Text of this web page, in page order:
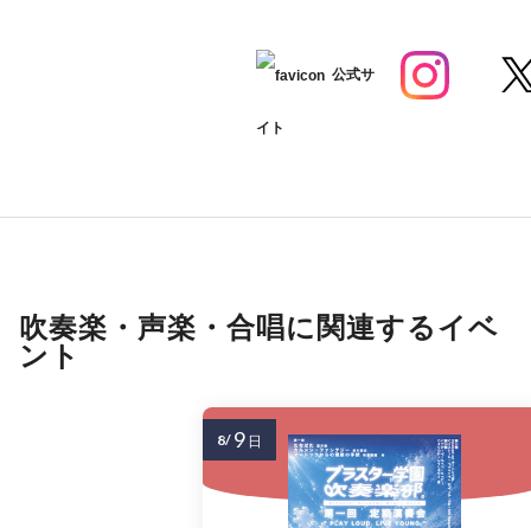
公式サ
イト
吹奏楽・声楽・合唱に関連するイベ
ント
8/ 9 日